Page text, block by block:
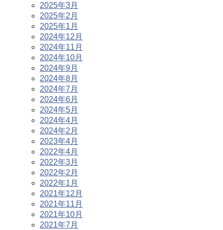
2025年3月
2025年2月
2025年1月
2024年12月
2024年11月
2024年10月
2024年9月
2024年8月
2024年7月
2024年6月
2024年5月
2024年4月
2024年2月
2023年4月
2022年4月
2022年3月
2022年2月
2022年1月
2021年12月
2021年11月
2021年10月
2021年7月